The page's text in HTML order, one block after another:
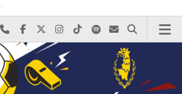
Najlepiej po prostu do nas zadzwoń
Odwiedź nas na Facebook-u
Odwiedź nas na X
Odwiedź nas na Instagram-ie
Odwiedź nas na TikTok-u
Szukaj nas na Spotify
Wyślij do nas
Szukaj